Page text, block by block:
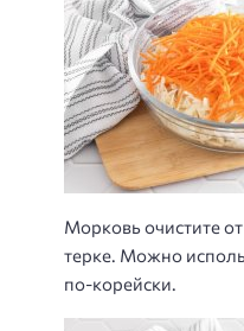
Морковь очистите
терке. Можно
по-корейски.